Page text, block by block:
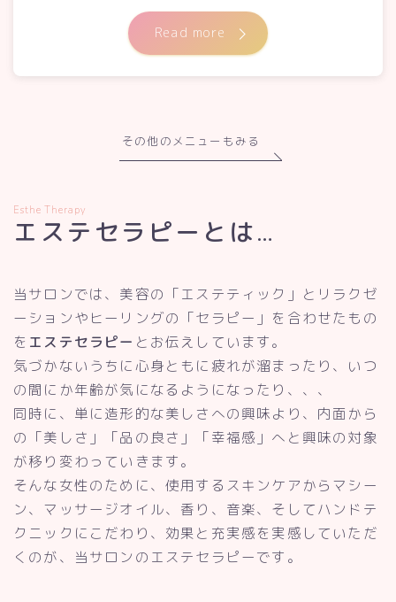
Read more
その他のメニューもみる
Esthe Therapy
エステセラピーとは…
当サロンでは、美容の「エステティック」とリラクゼ
ーションやヒーリングの「セラピー」を合わせたもの
を エステセラピー とお伝えしています。
気づかないうちに心身ともに疲れが溜まったり、いつ
の間にか年齢が気になるようになったり、、、
同時に、単に造形的な美しさへの興味より、内面から
の「美しさ」「品の良さ」「幸福感」へと興味の対象
が移り変わっていきます。
そんな女性のために、使用するスキンケアからマシー
ン、マッサージオイル、香り、音楽、そしてハンドテ
クニックにこだわり、効果と充実感を実感していただ
くのが、当サロンのエステセラピーです。